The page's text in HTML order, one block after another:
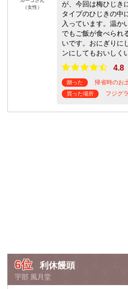
（女性）
が、今回は梅ひじき
タイプのひじきの中
入っています。温か
でもご飯が食べられ
いです。おにぎりに
ンにしてもおいしく
4.8
贈った 帰省時のお
買った場所 フジグ
6位 利休饅頭
宇部 風月堂